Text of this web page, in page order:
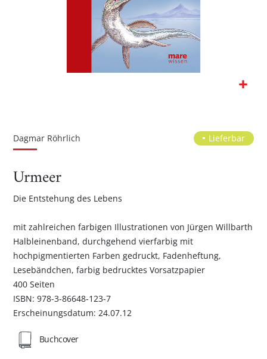
Bildgalerie
Dagmar Röhrlich Lieferbar
Urmeer
Die Entstehung des Lebens
mit zahlreichen farbigen Illustrationen von Jürgen Willbarth
Halbleinenband, durchgehend vierfarbig mit
hochpigmentierten Farben gedruckt, Fadenheftung,
Lesebändchen, farbig bedrucktes Vorsatzpapier
400 Seiten
ISBN: 978-3-86648-123-7
Erscheinungsdatum: 24.07.12
Buchcover